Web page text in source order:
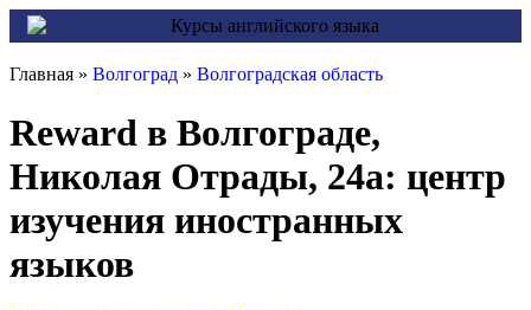
Главная » Волгоград » Волгоградская область
Reward в Волгограде,
Николая Отрады, 24а: центр
изучения иностранных
языков